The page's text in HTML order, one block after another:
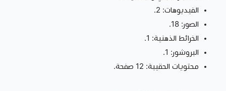
الفيديوهات: 2.
الصور: 18.
الخرائط الذهنية: 1.
البروشور: 1.
محتويات الحقيبة: 12 صفحة.